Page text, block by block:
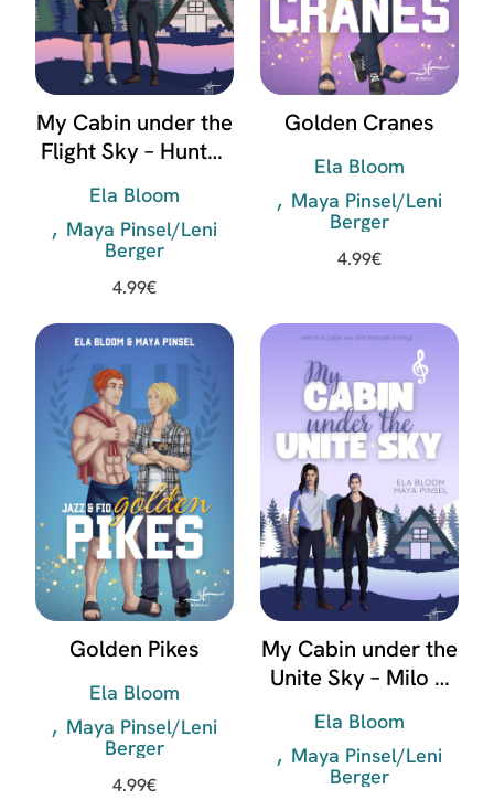
My Cabin under the
Flight Sky – Hunter
Ela Bloom
Maya Pinsel/Leni
Berger
4.99€
Golden Cranes
Ela Bloom
Maya Pinsel/Leni
Berger
4.99€
Golden Pikes
Ela Bloom
Maya Pinsel/Leni
Berger
4.99€
My Cabin under the
Unite Sky – Milo &
Ela Bloom
Maya Pinsel/Leni
Berger